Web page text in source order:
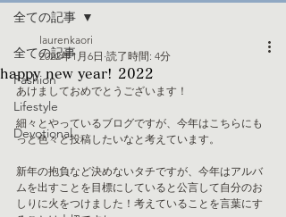
全ての記事
Fashion
Lifestyle
Devotional
全ての記事
happy new year! 2022
laurenkaori
2022年1月6日 読了時間: 4分
あけましておめでとうございます！
細々とやっているブログですが、今年はこちらにも
っと色々と投稿したいなと考えています。
新年の抱負など決めないタチですが、今年はアルバ
ムを出すことを目標にしていると公言して自分のお
しりに火をつけました！考えていることを言葉にす